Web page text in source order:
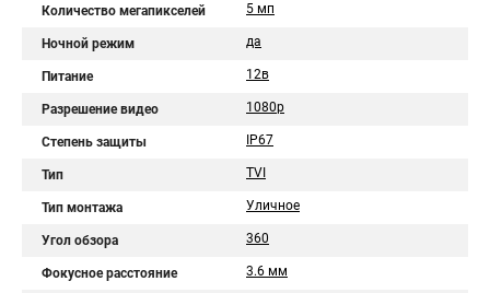
Количество мегапикселей 5 мп
Ночной режим да
Питание 12в
Разрешение видео 1080p
Степень защиты IP67
Тип TVI
Тип монтажа Уличное
Угол обзора 360
Фокусное расстояние 3.6 мм